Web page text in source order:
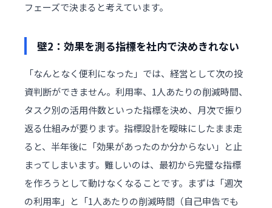
フェーズで決まると考えています。
壁2：効果を測る指標を社内で決めきれない
「なんとなく便利になった」では、経営として次の投
資判断ができません。利用率、1人あたりの削減時間、
タスク別の活用件数といった指標を決め、月次で振り
返る仕組みが要ります。指標設計を曖昧にしたまま走
ると、半年後に「効果があったのか分からない」と止
まってしまいます。難しいのは、最初から完璧な指標
を作ろうとして動けなくなることです。まずは「週次
の利用率」と「1人あたりの削減時間（自己申告でも